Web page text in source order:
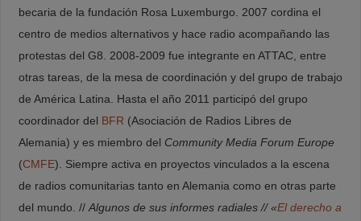
becaria de la fundación Rosa Luxemburgo. 2007 cordina el
centro de medios alternativos y hace radio acompañando las
protestas del G8. 2008-2009 fue integrante en ATTAC, entre
otras tareas, de la mesa de coordinación y del grupo de trabajo
de América Latina. Hasta el año 2011 participó del grupo
coordinador del BFR (Asociación de Radios Libres de
Alemania) y es miembro del Community Media Forum Europe
(CMFE). Siempre activa en proyectos vinculados a la escena
de radios comunitarias tanto en Alemania como en otras parte
del mundo. // Algunos de sus informes radiales // «El derecho a